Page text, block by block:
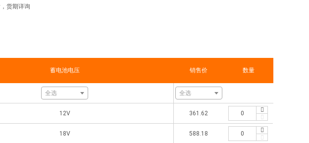
货期详询
蓄电池电压
全选
12V
18V
销售价 数量
全选
361.62
588.18